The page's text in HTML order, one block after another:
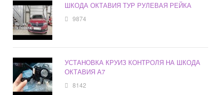
ШКОДА ОКТАВИЯ ТУР РУЛЕВАЯ РЕЙКА
9874
УСТАНОВКА КРУИЗ КОНТРОЛЯ НА ШКОДА
ОКТАВИЯ А7
8142